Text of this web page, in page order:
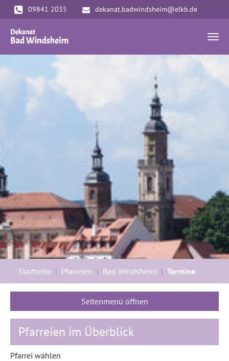
Zum Hauptinhalt springen
09841 2035 dekanat.badwindsheim@elkb.de
Startseite Pfarreien Bad Windsheim Termine
Seitenmenü öffnen
Pfarreien im Überblick
Pfarrei wählen